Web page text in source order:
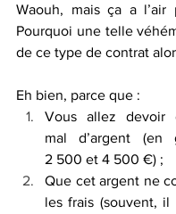
Waouh, mais ça a l’air
Pourquoi une telle
de ce type de contrat
Eh bien, parce que :
Vous allez devoir
mal d’argent (en
2 500 et 4 500 €) ;
Que cet argent ne
les frais (souvent, il